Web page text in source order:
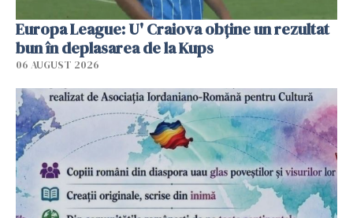
Europa League: U' Craiova obține un rezultat
bun în deplasarea de la Kups
06 AUGUST 2026